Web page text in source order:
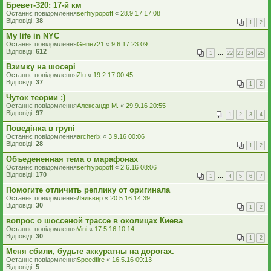
Бревет-320: 17-й км
Останнє повідомленняserhiypopoff « 28.9.17 17:08
Відповіді: 38 1 2
My life in NYC
Останнє повідомленняGene721 « 9.6.17 23:09
Відповіді: 612 1 … 22 23 24 25
Взимку на шосері
Останнє повідомленняZlu « 19.2.17 00:45
Відповіді: 37 1 2
Чуток теории :)
Останнє повідомленняАлександр М. « 29.9.16 20:55
Відповіді: 97 1 2 3 4
Поведінка в групі
Останнє повідомленняarcherix « 3.9.16 00:06
Відповіді: 28 1 2
Объедененная тема о марафонах
Останнє повідомленняserhiypopoff « 2.6.16 08:06
Відповіді: 170 1 … 4 5 6 7
Помогите отличить реплику от оригинала
Останнє повідомленняЛяльвер « 20.5.16 14:39
Відповіді: 30 1 2
вопрос о шоссеной трассе в околицах Киева
Останнє повідомленняVini « 17.5.16 10:14
Відповіді: 30 1 2
Меня сбили, будьте аккуратны на дорогах.
Останнє повідомленняSpeedfire « 16.5.16 09:13
Відповіді: 5